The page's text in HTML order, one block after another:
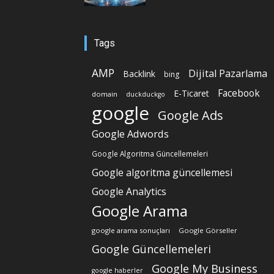
Tags
AMP Backlink bing Dijital Pazarlama
domain duckduckgo E-Ticaret Facebook
google Google Ads
Google Adwords
Google Algoritma Güncellemeleri
Google algoritma güncellemesi
Google Analytics
Google Arama
google arama sonuçları Google Görseller
Google Güncellemeleri
google haberler Google My Business